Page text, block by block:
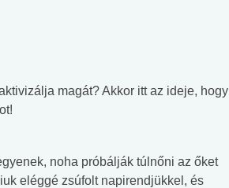
magát? Akkor itt az ideje, hogy
noha próbálják túlnőni az őket
eléggé zsúfolt napirendjükkel, és